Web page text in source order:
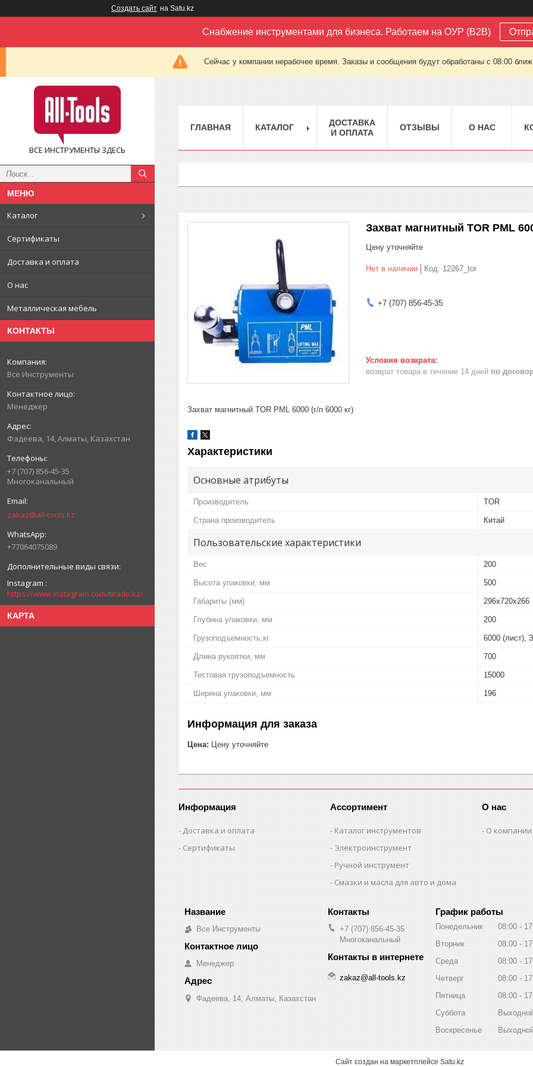
Создать сайт на Satu.kz
Снабжение инструментами для бизнеса. Работаем на ОУР (B2B)
Сейчас у компании нерабочее время. Заказы и сообщения будут обработаны с 08:00
ВСЕ ИНСТРУМЕНТЫ ЗДЕСЬ
Каталог
Сертификаты
Доставка и оплата
О нас
Металлическая мебель
КОНТАКТЫ
Все Инструменты
Менеджер
Фадеева, 14, Алматы, Казахстан
+7 (707) 856-45-35
Многоканальный
zakaz@all-tools.kz
+77064075089
Instagram
https://www.instagram.com/tirado.kz/
КАРТА
ГЛАВНАЯ КАТАЛОГ
ДОСТАВКА
И ОПЛАТА
ОТЗЫВЫ О НАС
Захват магнитный TOR PML
Цену уточняйте
Нет в наличии Код: 12267_tor
+7 (707) 856-45-35
возврат товара в течение 14 дней по
Захват магнитный TOR PML 6000 (г/п 6000 кг)
Характеристики
Основные атрибуты
Производитель TOR
Страна производитель Китай
Пользовательские характеристики
Вес 200
Высота упаковки, мм 500
Габариты (мм) 296х720х266
Глубина упаковки, мм 200
Грузоподъемность,кг 6000 (лист),
Длина рукоятки, мм 700
Тестовая грузоподъемность 15000
Ширина упаковки, мм 196
Информация для заказа
Цена: Цену уточняйте
Информация
Доставка и оплата
Сертификаты
Ассортимент
Каталог инструментов
Электроинструмент
Ручной инструмент
Смазки и масла для авто и дома
О нас
О компании
Все Инструменты
Менеджер
Фадеева, 14, Алматы, Казахстан
+7 (707) 856-45-35
Многоканальный
zakaz@all-tools.kz
График работы
Понедельник 08:00
Вторник
08:00
Среда
08:00
Четверг
08:00
Пятница
08:00
Суббота
Воскресенье
Сайт создан на маркетплейсе Satu.kz